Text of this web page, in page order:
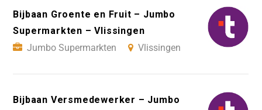
Bijbaan Groente en Fruit – Jumbo
Supermarkten – Vlissingen
Jumbo Supermarkten
Vlissingen
Bijbaan Versmedewerker – Jumbo